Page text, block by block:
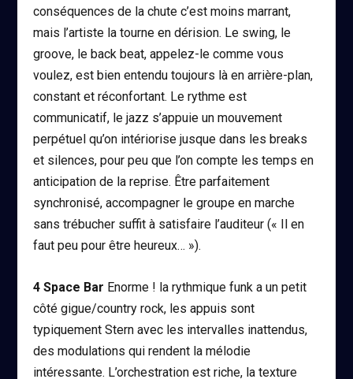
conséquences de la chute c’est moins marrant,
mais l’artiste la tourne en dérision. Le swing, le
groove, le back beat, appelez-le comme vous
voulez, est bien entendu toujours là en arrière-plan,
constant et réconfortant. Le rythme est
communicatif, le jazz s’appuie un mouvement
perpétuel qu’on intériorise jusque dans les breaks
et silences, pour peu que l’on compte les temps en
anticipation de la reprise. Être parfaitement
synchronisé, accompagner le groupe en marche
sans trébucher suffit à satisfaire l’auditeur (« Il en
faut peu pour être heureux… »).
4Space Bar Enorme ! la rythmique funk a un petit
côté gigue/country rock, les appuis sont
typiquement Stern avec les intervalles inattendus,
des modulations qui rendent la mélodie
intéressante. L’orchestration est riche, la texture